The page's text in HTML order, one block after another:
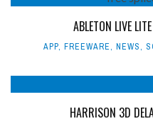
ABLETON LIVE
APP, FREEWARE, NEWS,
HARRISON 3D